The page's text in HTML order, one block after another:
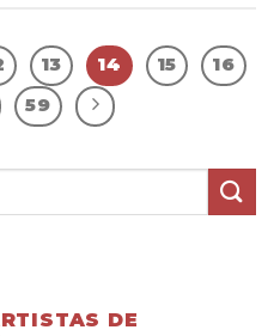
13 14 15
16
59
DE